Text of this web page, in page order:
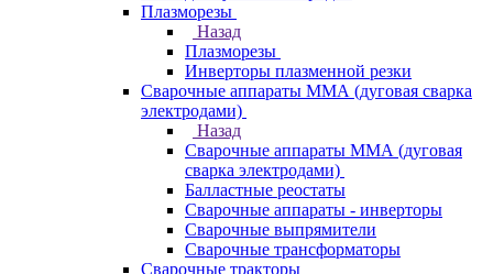
Плазморезы
Назад
Плазморезы
Инверторы плазменной резки
Сварочные аппараты ММА (дуговая сварка
электродами)
Назад
Сварочные аппараты ММА (дуговая
сварка электродами)
Балластные реостаты
Сварочные аппараты - инверторы
Сварочные выпрямители
Сварочные трансформаторы
Сварочные тракторы